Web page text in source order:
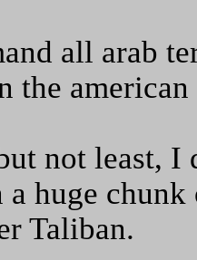
all arab
the
not least, I
a huge
Taliban.